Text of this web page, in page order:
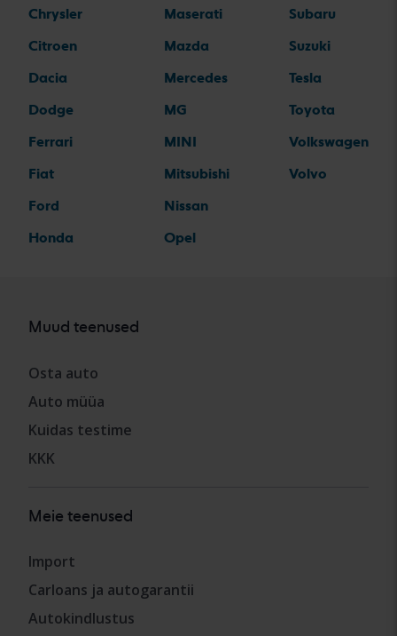
Chrysler
Citroen
Dacia
Dodge
Ferrari
Fiat
Ford
Honda
Maserati
Mazda
Mercedes
MG
MINI
Mitsubishi
Nissan
Opel
Subaru
Suzuki
Tesla
Toyota
Volkswagen
Volvo
Muud teenused
Osta auto
Auto müüa
Kuidas testime
KKK
Meie teenused
Import
Carloans ja autogarantii
Autokindlustus